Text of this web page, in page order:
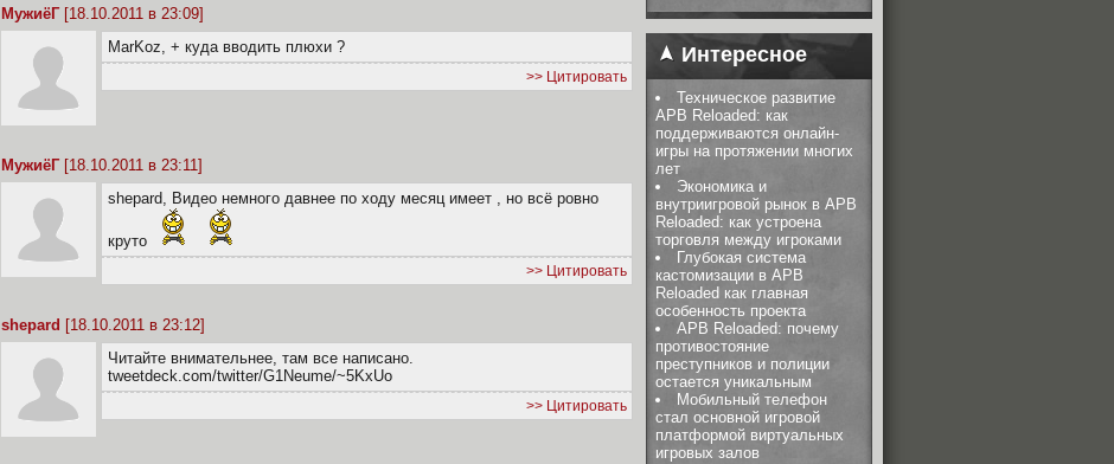
МужиёГ [18.10.2011 в 23:09]
MarKoz, + куда вводить плюхи ?
>> Цитировать
МужиёГ [18.10.2011 в 23:11]
shepard, Видео немного давнее по ходу месяц имеет , но всё ровно
круто
>> Цитировать
shepard [18.10.2011 в 23:12]
Читайте внимательнее, там все написано.
tweetdeck.com/twitter/G1Neume/~5KxUo
>> Цитировать
Интересное
Техническое развитие
APB Reloaded: как
поддерживаются онлайн-
игры на протяжении многих
лет
Экономика и
внутриигровой рынок в APB
Reloaded: как устроена
торговля между игроками
Глубокая система
кастомизации в APB
Reloaded как главная
особенность проекта
APB Reloaded: почему
противостояние
преступников и полиции
остается уникальным
Мобильный телефон
стал основной игровой
платформой виртуальных
игровых залов